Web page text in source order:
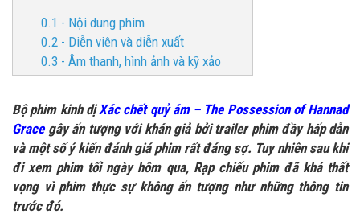
0.1 - Nội dung phim
0.2 - Diễn viên và diễn xuất
0.3 - Âm thanh, hình ảnh và kỹ xảo
Bộ phim kinh dịXác chết quỷ ám – The Possession of Hannad
Gracegây ấn tượng với khán giả bởi trailer phim đầy hấp dẫn
và một số ý kiến đánh giá phim rất đáng sợ. Tuy nhiên sau khi
đi xem phim tối ngày hôm qua, Rạp chiếu phim đã khá thất
vọng vì phim thực sự không ấn tượng như những thông tin
trước đó.